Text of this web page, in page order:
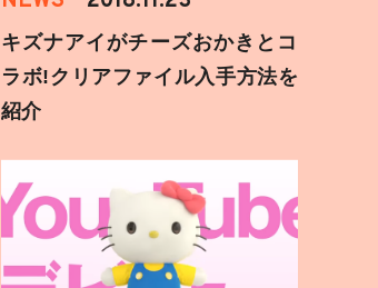
キズナアイがチーズおかきとコ
ラボ!クリアファイル入手方法を
紹介